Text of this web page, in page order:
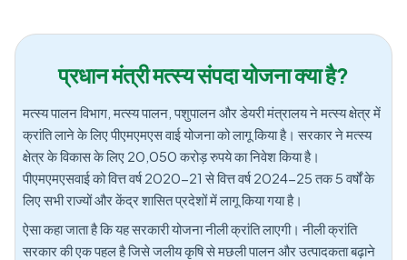
प्रधान मंत्री मत्स्य संपदा योजना क्या है?
मत्स्य पालन विभाग, मत्स्य पालन, पशुपालन और डेयरी मंत्रालय ने मत्स्य क्षेत्र में
क्रांति लाने के लिए पीएमएमएस वाई योजना को लागू किया है। सरकार ने मत्स्य
क्षेत्र के विकास के लिए 20,050 करोड़ रुपये का निवेश किया है।
पीएमएमएसवाई को वित्त वर्ष 2020-21 से वित्त वर्ष 2024-25 तक 5 वर्षों के
लिए सभी राज्यों और केंद्र शासित प्रदेशों में लागू किया गया है।
ऐसा कहा जाता है कि यह सरकारी योजना नीली क्रांति लाएगी। नीली क्रांति
सरकार की एक पहल है जिसे जलीय कृषि से मछली पालन और उत्पादकता बढ़ाने